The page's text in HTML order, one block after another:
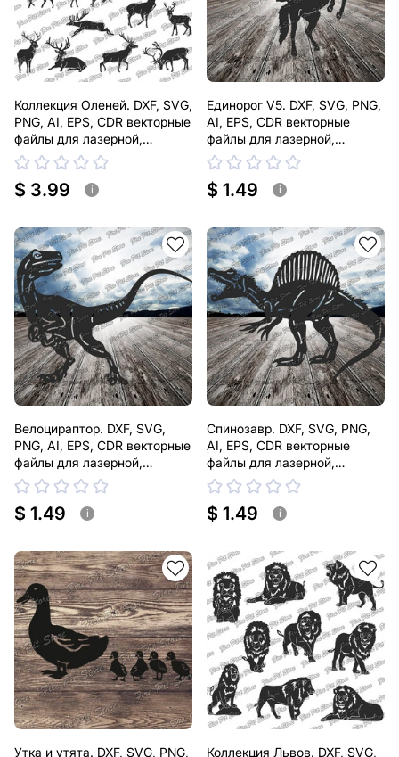
Коллекция Оленей. DXF, SVG,
PNG, AI, EPS, CDR векторные
файлы для лазерной,
плазменной резки
$ 3.99 i
Единорог V5. DXF, SVG, PNG,
AI, EPS, CDR векторные
файлы для лазерной,
плазменной резки
$ 1.49 i
Велоцираптор. DXF, SVG,
PNG, AI, EPS, CDR векторные
файлы для лазерной,
плазменной резки
$ 1.49 i
Спинозавр. DXF, SVG, PNG,
AI, EPS, CDR векторные
файлы для лазерной,
плазменной резки
$ 1.49 i
Утка и утята. DXF, SVG, PNG,
Коллекция Львов. DXF, SVG,